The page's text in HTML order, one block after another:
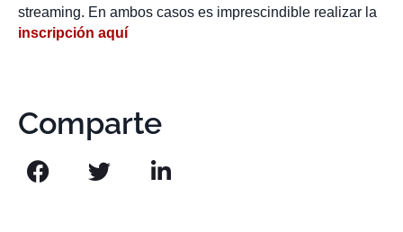
streaming. En ambos casos es imprescindible realizar la
inscripción aquí
Comparte